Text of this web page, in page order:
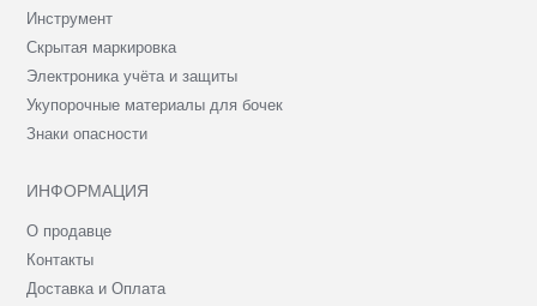
Инструмент
Скрытая маркировка
Электроника учёта и защиты
Укупорочные материалы для бочек
Знаки опасности
ИНФОРМАЦИЯ
О продавце
Контакты
Доставка и Оплата